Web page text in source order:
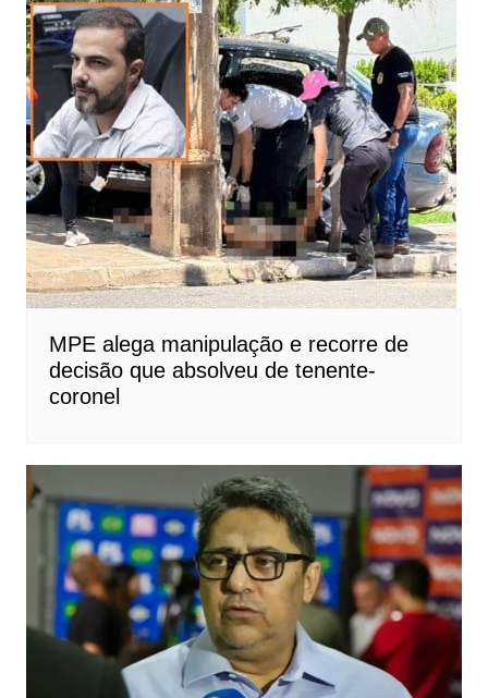
MPE alega manipulação e recorre de
decisão que absolveu de tenente-
coronel